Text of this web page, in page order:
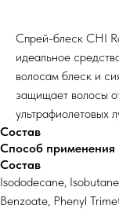
Спрей-блеск CHI
идеальное
волосам блеск и
защищает волосы
ультрафиолетовых
Состав
Способ применения
Состав
Isododecane,
Benzoate, Phenyl